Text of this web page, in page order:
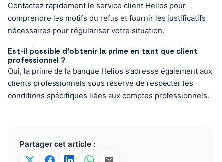
Contactez rapidement le service client Helios pour
comprendre les motifs du refus et fournir les justificatifs
nécessaires pour régulariser votre situation.
Est-il possible d’obtenir la prime en tant que client
professionnel ?
Oui, la prime de la banque Helios s’adresse également aux
clients professionnels sous réserve de respecter les
conditions spécifiques liées aux comptes professionnels.
Partager cet article :